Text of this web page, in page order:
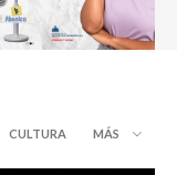
CULTURA MÁS